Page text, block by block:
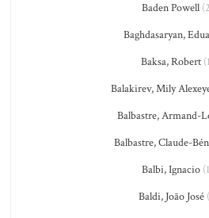
Baden Powell
Baghdasaryan,
Baksa, Robert
Balakirev, Mily
Balbastre, Armand-
Balbastre, Claude-
Balbi, Ignacio
Baldi, João José